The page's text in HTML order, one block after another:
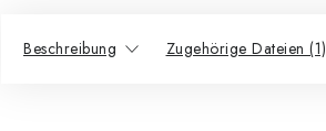
Beschreibung Zugehörige Dateien (1)